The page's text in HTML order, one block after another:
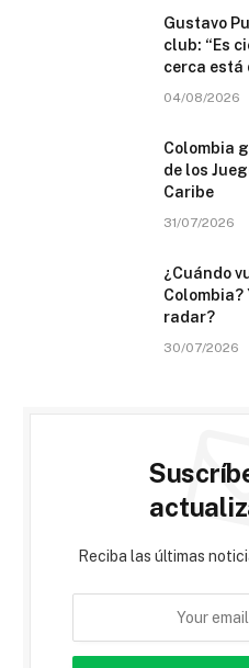
Gustavo
club: “Es
cerca está
04/08/2026
Colombia
de los
Caribe
31/07/2026
¿Cuándo
Colombia?
radar?
30/07/2026
Reciba las últimas